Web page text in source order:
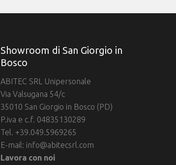
Showroom di San Giorgio in
Bosco
ABITEC SRL Unipersonale
Via Valsugana 54/c
35010 San Giorgio in Bosco (PD)
P.iva e c.f. 04835130289
Tel. +39.049.5969265
E-mail: info@abitecsrl.com
Lavora con noi